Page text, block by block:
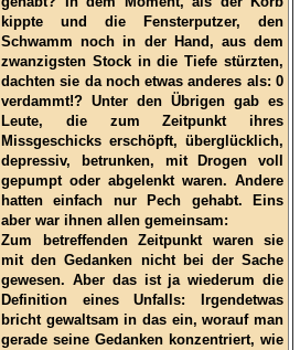
kippte und die Fensterputzer, den
Schwamm noch in der Hand, aus dem
zwanzigsten Stock in die Tiefe stürzten,
dachten sie da noch etwas anderes als: 0
verdammt!? Unter den Übrigen gab es
Leute, die zum Zeitpunkt ihres
Missgeschicks erschöpft, überglücklich,
depressiv, betrunken, mit Drogen voll
gepumpt oder abgelenkt waren. Andere
hatten einfach nur Pech gehabt. Eins
aber war ihnen allen gemeinsam:
Zum betreffenden Zeitpunkt waren sie
mit den Gedanken nicht bei der Sache
gewesen. Aber das ist ja wiederum die
Definition eines Unfalls: Irgendetwas
bricht gewaltsam in das ein, worauf man
gerade seine Gedanken konzentriert, wie